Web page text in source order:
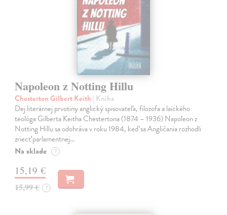
Napoleon z Notting Hillu
Chesterton Gilbert Keith | Kniha
Dej literárnej prvotiny anglický spisovateľa, filozofa a laického
teológa Gilberta Keitha Chestertona (1874 – 1936) Napoleon z
Notting Hillu sa odohráva v roku 1984, keď sa Angličania rozhodli
zriecť parlamentnej…
Na sklade ?
15,19 €
15,99 € ?